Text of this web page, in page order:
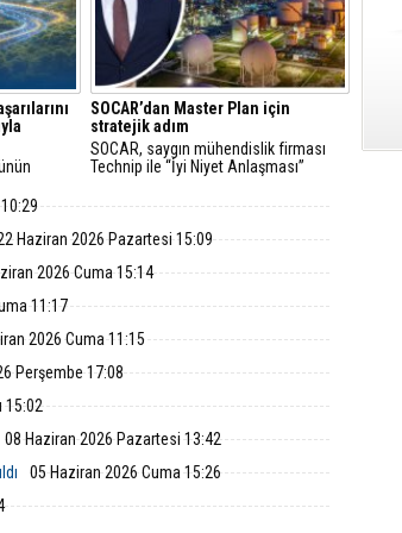
SOCAR’dan Master Plan için
stratejik adım
SOCAR, saygın mühendislik firması
Technip ile “İyi Niyet Anlaşması”
doğrultusunda yürütülecek FEED
ekonomik analizleri kapsıyor.
Haziran 2026 Pazartesi 15:09
2026 Cuma 15:14
11:17
2026 Cuma 11:15
Perşembe 17:08
15:02
08 Haziran 2026 Pazartesi 13:42
05 Haziran 2026 Cuma 15:26